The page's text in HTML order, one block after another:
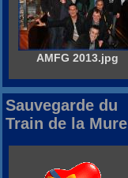
AMFG 2013.jpg
Sauvegarde du
Train de la Mure